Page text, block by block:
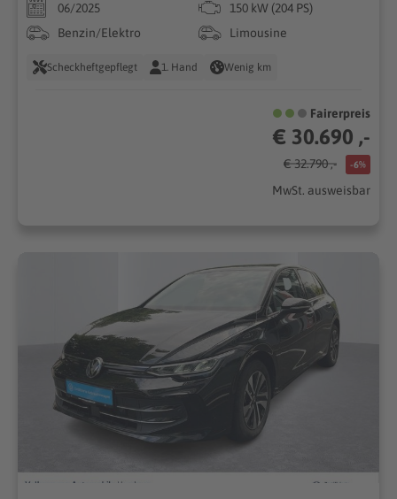
06/2025
150 kW (204 PS)
Benzin/Elektro
Limousine
Scheckheftgepflegt 1. Hand Wenig km
Fairerpreis
€ 30.690 ,-
€ 32.790 ,- -6%
MwSt. ausweisbar